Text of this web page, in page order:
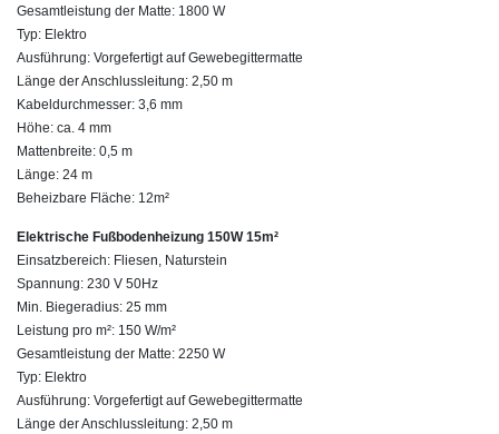
Gesamtleistung der Matte: 1800 W
Typ: Elektro
Ausführung: Vorgefertigt auf Gewebegittermatte
Länge der Anschlussleitung: 2,50 m
Kabeldurchmesser: 3,6 mm
Höhe: ca. 4 mm
Mattenbreite: 0,5 m
Länge: 24 m
Beheizbare Fläche: 12m²
Elektrische Fußbodenheizung 150W 15m²
Einsatzbereich: Fliesen, Naturstein
Spannung: 230 V 50Hz
Min. Biegeradius: 25 mm
Leistung pro m²: 150 W/m²
Gesamtleistung der Matte: 2250 W
Typ: Elektro
Ausführung: Vorgefertigt auf Gewebegittermatte
Länge der Anschlussleitung: 2,50 m